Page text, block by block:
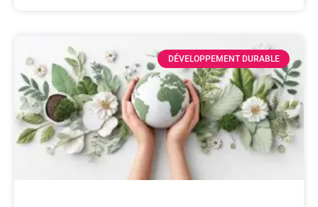
DÉVELOPPEMENT DURABLE